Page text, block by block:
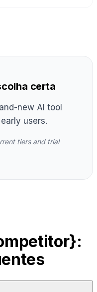
certa
new AI tool
users.
tiers and trial